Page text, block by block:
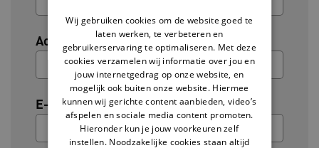
Achternaam
E-mailadres
Wij gebruiken cookies om de website goed te
laten werken, te verbeteren en
gebruikerservaring te optimaliseren. Met deze
cookies verzamelen wij informatie over jou en
jouw internetgedrag op onze website, en
mogelijk ook buiten onze website. Hiermee
kunnen wij gerichte content aanbieden, video’s
afspelen en sociale media content promoten.
Hieronder kun je jouw voorkeuren zelf
instellen. Noodzakelijke cookies staan altijd